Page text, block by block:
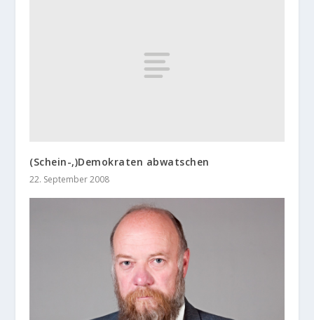
(Schein-,)Demokraten abwatschen
22. September 2008